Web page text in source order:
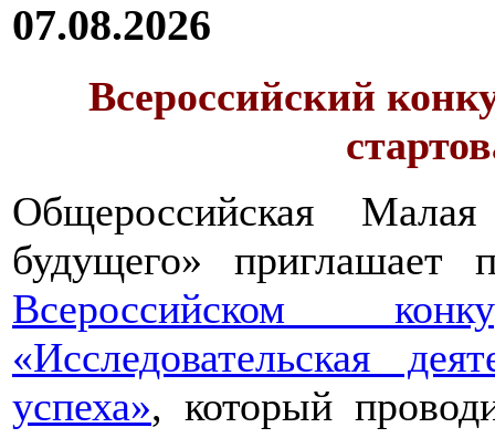
07.08.2026
Всероссийский
Общероссийская
будущего» приглашает
Всероссийском
«Исследовательская
успеха», который